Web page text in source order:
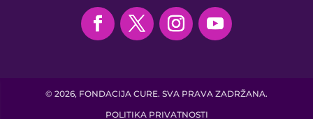
© 2026, FONDACIJA CURE. SVA PRAVA ZADRŽANA.
POLITIKA PRIVATNOSTI